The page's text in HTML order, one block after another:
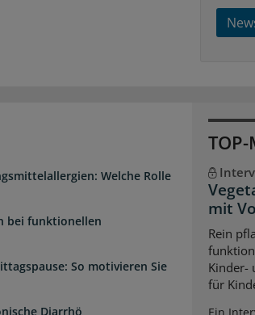
Welche Rolle
bei funktionellen
So motivieren Sie
Diarrhö
TOP-
mit
Rein
Kinder-
für